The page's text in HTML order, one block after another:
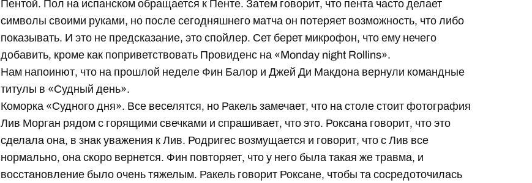
Пентой. Пол на испанском обращается к Пенте. Затем говорит, что пента часто делает
символы своими руками, но после сегодняшнего матча он потеряет возможность, что либо
показывать. И это не предсказание, это спойлер. Сет берет микрофон, что ему нечего
добавить, кроме как поприветствовать Провиденс на «Monday night Rollins».
Нам напоинют, что на прошлой неделе Фин Балор и Джей Ди Макдона вернули командные
титулы в «Судный день».
Коморка «Судного дня». Все веселятся, но Ракель замечает, что на столе стоит фотография
Лив Морган рядом с горящими свечками и спрашивает, что это. Роксана говорит, что это
сделала она, в знак уважения к Лив. Родригес возмущается и говорит, что с Лив все
нормально, она скоро вернется. Фин повторяет, что у него была такая же травма, и
восстановление было очень тяжелым. Ракель говорит Роксане, чтобы та сосредоточилась